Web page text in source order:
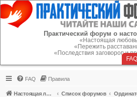
Регистрация
Практический форум о
«Настоящая
«Пережить
«Последствия заговоров и
FAQ
FAQ Правила
Настоящая любовь Список форумов